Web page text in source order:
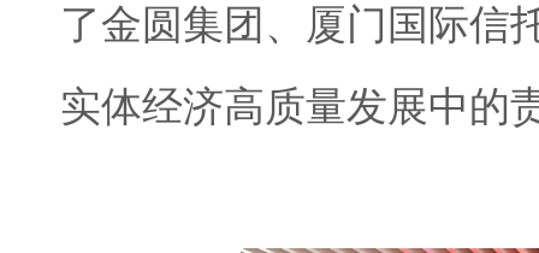
了金圆集团、厦门国际信
实体经济高质量发展中的